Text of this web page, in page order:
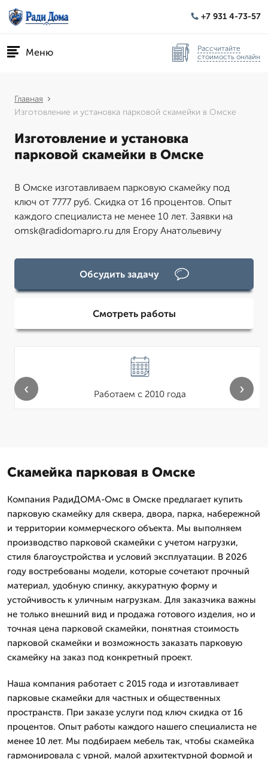
+7 931 4-73-57
Меню
Рассчитайте
стоимость онлайн
Главная
Изготовление и установка парковой скамейки в Омске
Изготовление и установка
парковой скамейки в Омске
В Омске изготавливаем парковую скамейку под
ключ от 7777 руб. Скидка от 16 процентов. Опыт
каждого специалиста не менее 10 лет. Заявки на
omsk@radidomapro.ru для Егору Анатольевичу
Обсудить задачу
Смотреть работы
Работаем с 2010 года
‹ ›
Скамейка парковая в Омске
Компания РадиДОМА-Омс в Омске предлагает купить
парковую скамейку для сквера, двора, парка, набережной
и территории коммерческого объекта. Мы выполняем
производство парковой скамейки с учетом нагрузки,
стиля благоустройства и условий эксплуатации. В 2026
году востребованы модели, которые сочетают прочный
материал, удобную спинку, аккуратную форму и
устойчивость к уличным нагрузкам. Для заказчика важны
не только внешний вид и продажа готового изделия, но и
точная цена парковой скамейки, понятная стоимость
парковой скамейки и возможность заказать парковую
скамейку на заказ под конкретный проект.
Наша компания работает с 2015 года и изготавливает
парковые скамейки для частных и общественных
пространств. При заказе услуги под ключ скидка от 16
процентов. Опыт работы каждого нашего специалиста не
менее 10 лет. Мы подбираем мебель так, чтобы скамейка
гармонировала с урной, малой архитектурной формой и